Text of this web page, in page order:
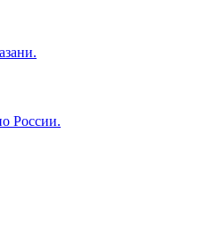
.
России.